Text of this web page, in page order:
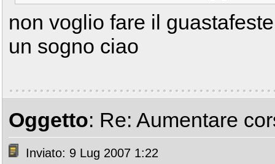
non voglio fare il
un sogno ciao
Oggetto: Re: Aumentare
Inviato: 9 Lug 2007 1:22